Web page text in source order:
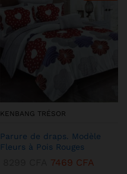
KENBANG TRÉSOR
Parure de draps. Modèle
Fleurs à Pois Rouges
7469 CFA